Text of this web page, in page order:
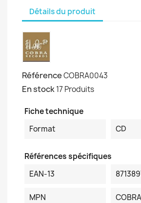
Détails du produit
RéférenceCOBRA0043
En stock17 Produits
Fiche technique
Format
CD
Références spécifiques
EAN-13
MPN